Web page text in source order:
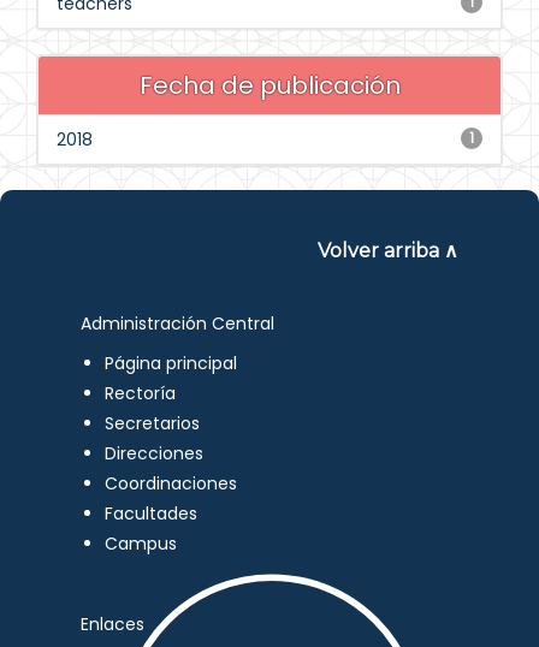
Fecha de publicación
1
2018
Volver arriba ∧
Administración Central
Página principal
Rectoría
Secretarios
Direcciones
Coordinaciones
Facultades
Campus
Enlaces